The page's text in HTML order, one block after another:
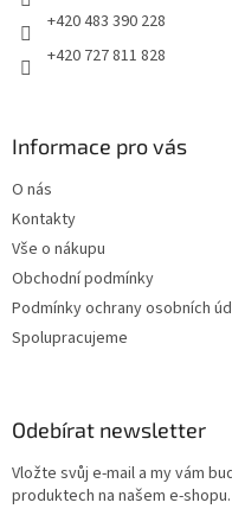
+420 483 390 228
+420 727 811 828
Informace pro vás
O nás
Kontakty
Vše o nákupu
Obchodní podmínky
Podmínky ochrany osobních
Spolupracujeme
Odebírat newsletter
Vložte svůj e-mail a my vám
produktech na našem e-shopu.